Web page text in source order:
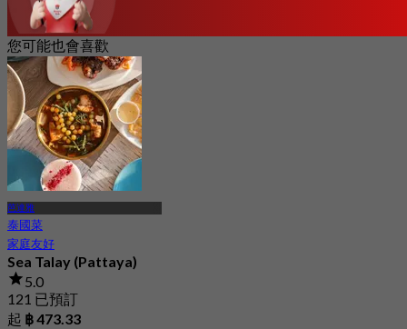
您可能也會喜歡
芭達雅
泰國菜
家庭友好
Sea Talay (Pattaya)
5.0
121 已預訂
起 ฿ 473.33